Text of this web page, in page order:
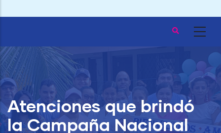
Atenciones que brindó
la Campaña Nacional